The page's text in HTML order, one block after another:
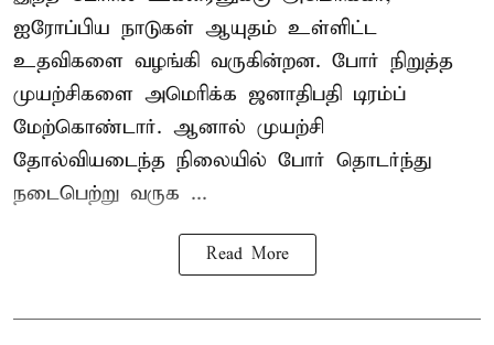
ஐரோப்பிய நாடுகள் ஆயுதம் உள்ளிட்ட
உதவிகளை வழங்கி வருகின்றன. போர் நிறுத்த
முயற்சிகளை அமெரிக்க ஜனாதிபதி டிரம்ப்
மேற்கொண்டார். ஆனால் முயற்சி
தோல்வியடைந்த நிலையில் போர் தொடர்ந்து
நடைபெற்று வருக ...
Read More